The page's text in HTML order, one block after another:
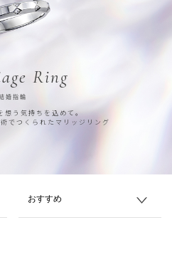
Ring
婚指輪
想う気持ちを込めて。
でつくられたマリッジリング